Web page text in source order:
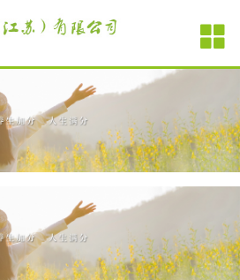
关于佛果
代工品項
养生新知
征的是你
用户留言